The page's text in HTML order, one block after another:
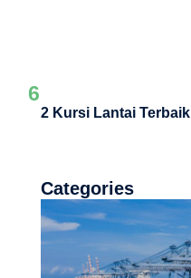
6
2 Kursi Lantai Terbaik
Categories